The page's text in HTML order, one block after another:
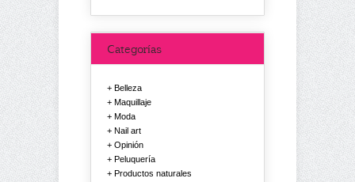
Categorías
Belleza
Maquillaje
Moda
Nail art
Opinión
Peluquería
Productos naturales